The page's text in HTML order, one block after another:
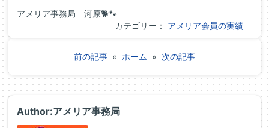
アメリア事務局 河原🐕🐾
カテゴリー： アメリア会員の実績
前の記事 « ホーム » 次の記事
Author:アメリア事務局